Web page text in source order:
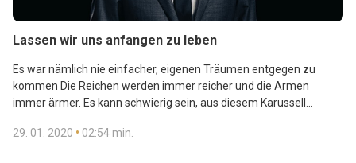
Lassen wir uns anfangen zu leben
Es war nämlich nie einfacher, eigenen Träumen entgegen zu
kommen Die Reichen werden immer reicher und die Armen
immer ärmer. Es kann schwierig sein, aus diesem Karussell
Ihr Geld geschickt sparen, damit es selbst verdient.
29. 01. 2020 • 02:54 min.